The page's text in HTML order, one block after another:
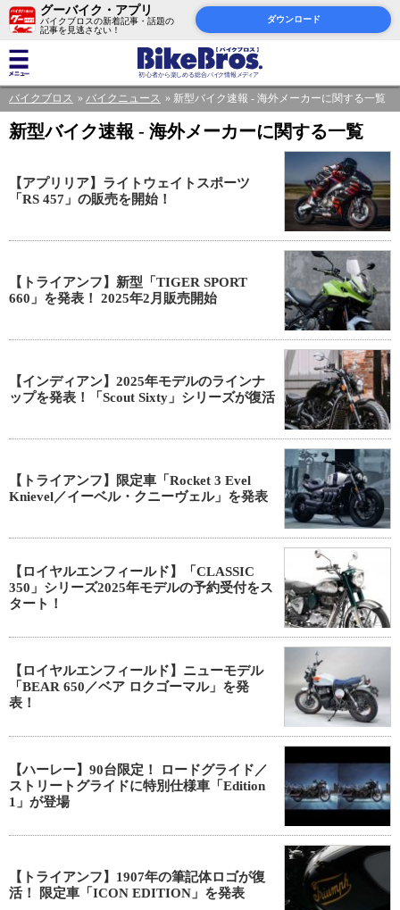
グーバイク・アプリ
バイクブロスの新着記事・話題の
記事を見逃さない！
ダウンロード
バイクブロス バイクニュース 新型バイク速報 - 海外メーカーに関する一覧
新型バイク速報 - 海外メーカーに関する一覧
【アプリリア】ライトウェイトスポーツ
「RS 457」の販売を開始！
【トライアンフ】新型「TIGER SPORT
660」を発表！ 2025年2月販売開始
【インディアン】2025年モデルのラインナ
ップを発表！「Scout Sixty」シリーズが復活
【トライアンフ】限定車「Rocket 3 Evel
Knievel／イーベル・クニーヴェル」を発表
【ロイヤルエンフィールド】「CLASSIC
350」シリーズ2025年モデルの予約受付をス
タート！
【ロイヤルエンフィールド】ニューモデル
「BEAR 650／ベア ロクゴーマル」を発
表！
【ハーレー】90台限定！ ロードグライド／
ストリートグライドに特別仕様車「Edition
1」が登場
【トライアンフ】1907年の筆記体ロゴが復
活！ 限定車「ICON EDITION」を発表